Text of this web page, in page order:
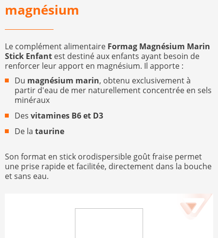
magnésium
Le complément alimentaire Formag Magnésium Marin
Stick Enfant est destiné aux enfants ayant besoin de
renforcer leur apport en magnésium. Il apporte :
Du magnésium marin, obtenu exclusivement à
partir d'eau de mer naturellement concentrée en sels
minéraux
Des vitamines B6 et D3
De la taurine
Son format en stick orodispersible goût fraise permet
une prise rapide et facilitée, directement dans la bouche
et sans eau.